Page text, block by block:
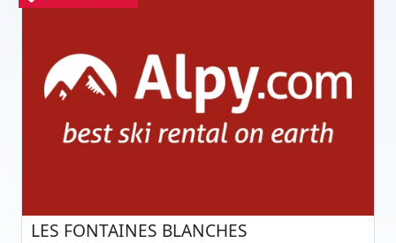
LES FONTAINES BLANCHES